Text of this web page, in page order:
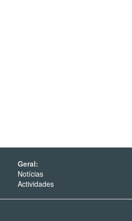
Geral:
Notícias
Actividades